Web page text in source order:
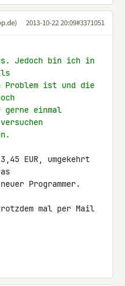
2013-10-22 20:09#3371051
Jedoch bin ich in
ist und die
einmal
EUR, umgekehrt
Programmer.
mal per Mail